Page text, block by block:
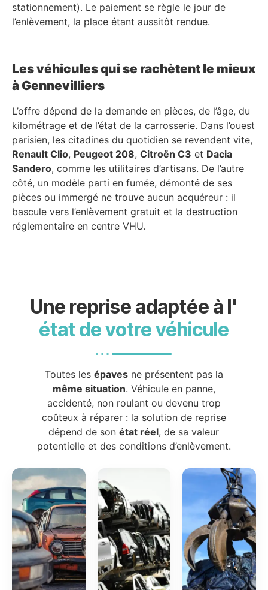
stationnement). Le paiement se règle le jour de
l’enlèvement, la place étant aussitôt rendue.
Les véhicules qui se rachètent le mieux
à Gennevilliers
L’offre dépend de la demande en pièces, de l’âge, du
kilométrage et de l’état de la carrosserie. Dans l’ouest
parisien, les citadines du quotidien se revendent vite,
Renault Clio, Peugeot 208, Citroën C3 et Dacia
Sandero, comme les utilitaires d’artisans. De l’autre
côté, un modèle parti en fumée, démonté de ses
pièces ou immergé ne trouve aucun acquéreur : il
bascule vers l’enlèvement gratuit et la destruction
réglementaire en centre VHU.
Une reprise adaptée à l'
état de votre véhicule
Toutes les épavesne présentent pas la
même situation. Véhicule en panne,
accidenté, non roulant ou devenu trop
coûteux à réparer : la solution de reprise
dépend de sonétat réel, de sa valeur
potentielle et des conditions d’enlèvement.